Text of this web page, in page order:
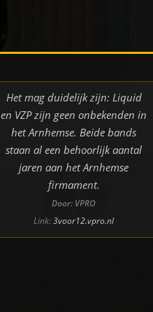
Het mag duidelijk zijn: Liquid
en VZP zijn geen onbekenden in
het Arnhemse. Beide bands
staan al een behoorlijk aantal
jaren aan het Arnhemse
firmament.
Door: VPRO
Link:3voor12.vpro.nl